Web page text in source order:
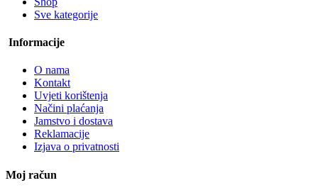
Sve kategorije
Informacije
O nama
Kontakt
Uvjeti korištenja
Načini plaćanja
Jamstvo i dostava
Reklamacije
Izjava o privatnosti
Moj račun